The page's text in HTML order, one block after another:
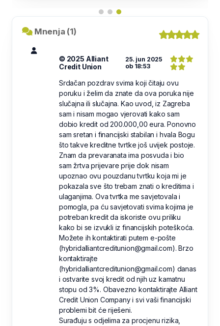
Mnenja (1)
© 2025 Alliant
Credit Union
25. jun 2025
ob 18:53
Srdačan pozdrav svima koji čitaju ovu
poruku i želim da znate da ova poruka nije
slučajna ili slučajna. Kao uvod, iz Zagreba
sam i nisam mogao vjerovati kako sam
dobio kredit od 200.000,00 eura. Ponovno
sam sretan i financijski stabilan i hvala Bogu
što takve kreditne tvrtke još uvijek postoje.
Znam da prevaranata ima posvuda i bio
sam žrtva prijevare prije dok nisam
upoznao ovu pouzdanu tvrtku koja mi je
pokazala sve što trebam znati o kreditima i
ulaganjima. Ova tvrtka me savjetovala i
pomogla, pa ću savjetovati svima kojima je
potreban kredit da iskoriste ovu priliku
kako bi se izvukli iz financijskih poteškoća.
Možete ih kontaktirati putem e-pošte
(hybridalliantcreditunion@gmail.com). Brzo
kontaktirajte
(hybridalliantcreditunion@gmail.com) danas
i ostvarite svoj kredit od njih uz kamatnu
stopu od 3%. Obavezno kontaktirajte Alliant
Credit Union Company i svi vaši financijski
problemi bit će riješeni.
Surađuju s odjelima za procjenu rizika,